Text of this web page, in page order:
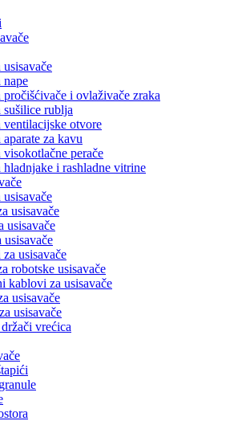
nape
pročišćivače i ovlaživače zraka
sušilice rublja
ventilacijske otvore
za kavu
perače
hladnjake i rashladne vitrine
usisavače
usisavače
usisavače
usisavače
robotske usisavače
kablovi za usisavače
usisavače
usisavače
vrećica